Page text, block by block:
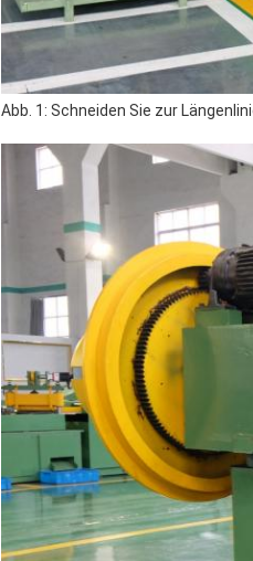
Abb. 1: Schneiden Sie zur